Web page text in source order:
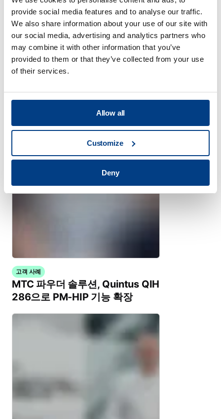
provide social media features and to analyse our traffic.
We also share information about your use of our site with
our social media, advertising and analytics partners who
may combine it with other information that you’ve
provided to them or that they’ve collected from your use
of their services.
Allow all
Customize
Deny
퀸투스 캐피탈의 고온 등방성 프레
고객 사례
MTC 파우더 솔루션, Quintus QIH
286으로 PM-HIP 기능 확장